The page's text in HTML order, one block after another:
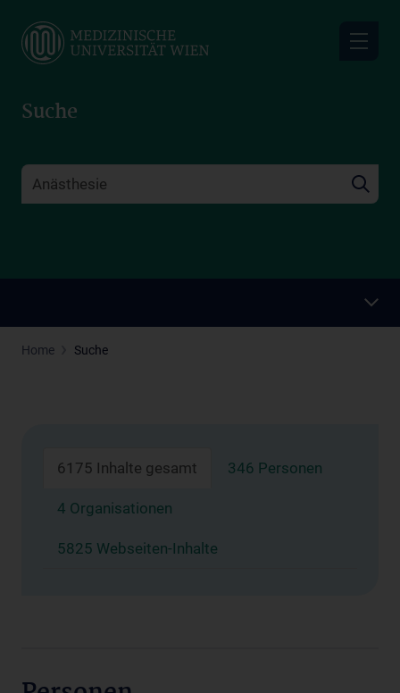
main
Suche
Home Suche
6175 Inhalte gesamt 346 Personen
4 Organisationen
5825 Webseiten-Inhalte